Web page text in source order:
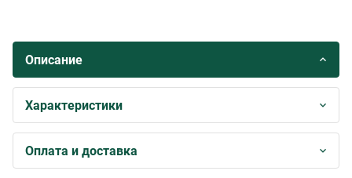
Описание
Характеристики
Оплата и доставка